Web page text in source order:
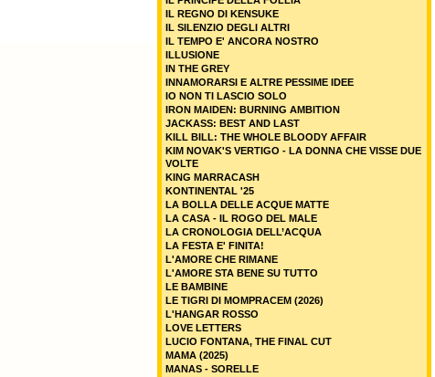
IL REGNO DI KENSUKE
IL SILENZIO DEGLI ALTRI
IL TEMPO E' ANCORA NOSTRO
ILLUSIONE
IN THE GREY
INNAMORARSI E ALTRE PESSIME IDEE
IO NON TI LASCIO SOLO
IRON MAIDEN: BURNING AMBITION
JACKASS: BEST AND LAST
KILL BILL: THE WHOLE BLOODY AFFAIR
KIM NOVAK'S VERTIGO - LA DONNA CHE VISSE DUE
VOLTE
KING MARRACASH
KONTINENTAL '25
LA BOLLA DELLE ACQUE MATTE
LA CASA - IL ROGO DEL MALE
LA CRONOLOGIA DELL’ACQUA
LA FESTA E' FINITA!
L'AMORE CHE RIMANE
L'AMORE STA BENE SU TUTTO
LE BAMBINE
LE TIGRI DI MOMPRACEM (2026)
L'HANGAR ROSSO
LOVE LETTERS
LUCIO FONTANA, THE FINAL CUT
MAMA (2025)
MANAS - SORELLE